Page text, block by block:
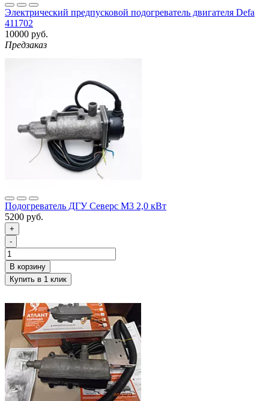
Электрический предпусковой подогреватель двигателя Defa
411702
10000 руб.
Предзаказ
Подогреватель ДГУ Северс М3 2,0 кВт
5200 руб.
+
-